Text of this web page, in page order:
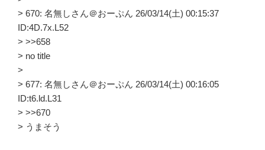
> 670: 名無しさん＠おーぷん 26/03/14(土) 00:15:37
ID:4D.7x.L52
> >>658
> no title
>
> 677: 名無しさん＠おーぷん 26/03/14(土) 00:16:05
ID:t6.ld.L31
> >>670
> うまそう